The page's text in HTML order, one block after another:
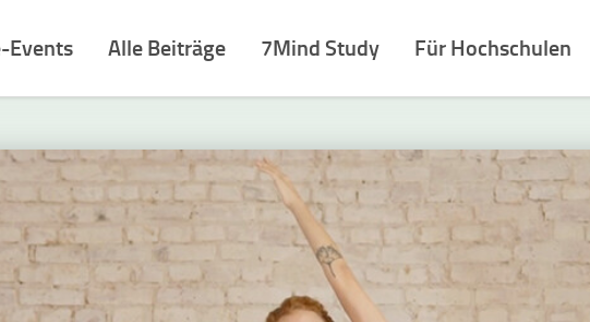
Events Alle Beiträge 7Mind Study Für Hochschulen